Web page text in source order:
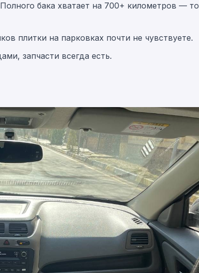
Полного бака хватает на 700+ километров — то
плитки на парковках почти не чувствуете.
запчасти всегда есть.